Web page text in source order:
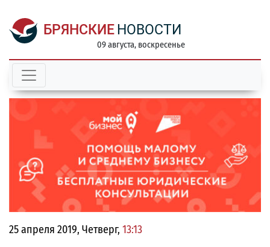
БРЯНСКИЕ НОВОСТИ
09 августа, воскресенье
25 апреля 2019, Четверг, 13:13